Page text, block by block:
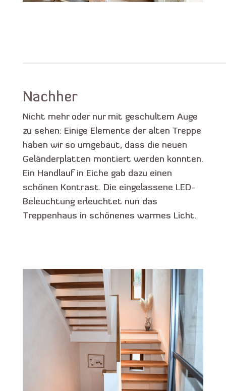
Nachher
Nicht mehr oder nur mit geschultem Auge
zu sehen: Einige Elemente der alten Treppe
haben wir so umgebaut, dass die neuen
Geländerplatten montiert werden konnten.
Ein Handlauf in Eiche gab dazu einen
schönen Kontrast. Die eingelassene LED-
Beleuchtung erleuchtet nun das
Treppenhaus in schönenes warmes Licht.